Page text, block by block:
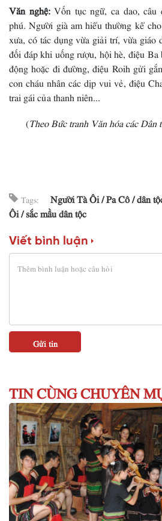
Văn nghệ:Vốn tục ngữ, ca dao,
phú. Người già am hiểu thường kể
xưa, có tác dụng vừa giải trí, vừa giáo
đối đáp khi uống rượu, hội hè, điệu
động hoặc đi đường, điệu Roih gửi
con cháu nhân các dịp vui vẻ, điệu
trai gái của thanh niên...
(Theo Bức tranh Văn hóa các
Tags: Người Tà Ôi Pa Cô dân
Ôi sắc mầu dân tộc
Viết bình luận
TIN CÙNG CHUYÊN